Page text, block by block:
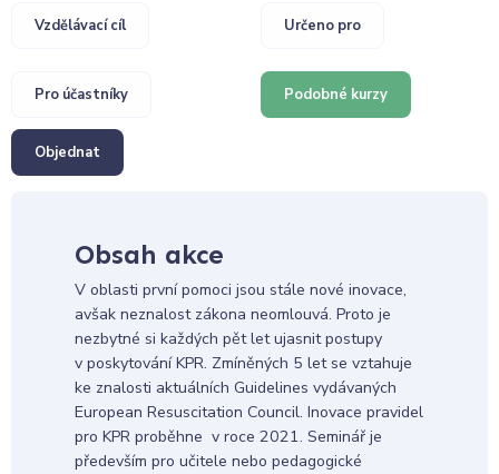
Vzdělávací cíl Určeno pro
Pro účastníky Podobné kurzy
Objednat
Obsah akce
V oblasti první pomoci jsou stále nové inovace,
avšak neznalost zákona neomlouvá. Proto je
nezbytné si každých pět let ujasnit postupy
v poskytování KPR. Zmíněných 5 let se vztahuje
ke znalosti aktuálních Guidelines vydávaných
European Resuscitation Council. Inovace pravidel
pro KPR proběhne v roce 2021. Seminář je
především pro učitele nebo pedagogické